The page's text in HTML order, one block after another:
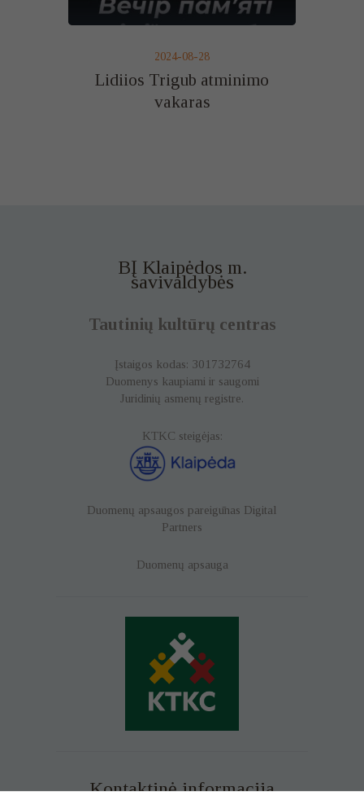
2024-08-28
Lidiios Trigub atminimo
vakaras
BĮ Klaipėdos m.
savivaldybės
Tautinių kultūrų centras
Įstaigos kodas: 301732764
Duomenys kaupiami ir saugomi
Juridinių asmenų registre.
KTKC steigėjas:
Duomenų apsaugos pareigūnas Digital
Partners
Duomenų apsauga
Kontaktinė informacija